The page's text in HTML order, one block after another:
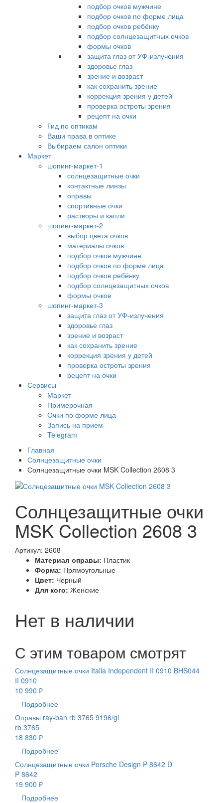
подбор очков мужчине
подбор очков по форме лица
подбор очков ребёнку
подбор солнцезащитных очков
формы очков
защита глаз от УФ-излучения
здоровье глаз
зрение и возраст
как сохранить зрение
коррекция зрения у детей
проверка остроты зрения
рецепт на очки
Гид по оптикам
Ваши права в оптике
Выбираем салон оптики
Маркет
шопинг-маркет-1
солнцезащитные очки
контактные линзы
оправы
спортивные очки
растворы и капли
шопинг-маркет-2
выбор цвета очков
материалы очков
подбор очков мужчине
подбор очков по форме лица
подбор очков ребёнку
подбор солнцезащитных очков
формы очков
шопинг-маркет-3
защита глаз от УФ-излучения
здоровье глаз
зрение и возраст
как сохранить зрение
коррекция зрения у детей
проверка остроты зрения
рецепт на очки
Сервисы
Маркет
Примерочная
Очки по форме лица
Запись на прием
Telegram
Главная
Солнцезащитные очки
Солнцезащитные очки MSK Collection 2608 3
Солнцезащитные очки
MSK Collection 2608 3
Артикул: 2608
Материал оправы: Пластик
Форма: Прямоугольные
Цвет: Черный
Для кого: Женские
Нет в наличии
С этим товаром смотрят
Солнцезащитные очки Italia Independent II 0910 BHS044
II 0910
10 990 ₽
Подробнее
Оправы ray-ban rb 3765 9196/gi
rb 3765
18 830 ₽
Подробнее
Солнцезащитные очки Porsche Design P 8642 D
P 8642
19 900 ₽
Подробнее